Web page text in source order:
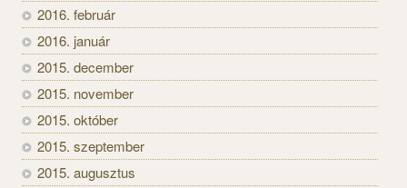
2016. február
2016. január
2015. december
2015. november
2015. október
2015. szeptember
2015. augusztus